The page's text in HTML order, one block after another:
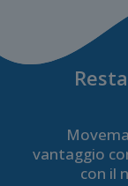
vantaggio
con il